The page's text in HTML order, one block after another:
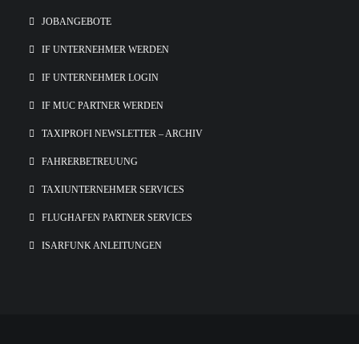
JOBANGEBOTE
IF UNTERNEHMER WERDEN
IF UNTERNEHMER LOGIN
IF MUC PARTNER WERDEN
TAXIPROFI NEWSLETTER – ARCHIV
FAHRERBETREUUNG
TAXIUNTERNEHMER SERVICES
FLUGHAFEN PARTNER SERVICES
ISARFUNK ANLEITUNGEN